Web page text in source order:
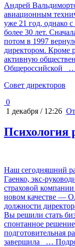
Андрей
авиационным
уже 21 год, однако
более 30 лет.
потом в 1997
директором. Кроме
активную
Общероссийской
…
Cовет директоров
0
1 декабря / 12:26
Психология
Наш сегодняшний
Гаенко, экс-
страховой
новом качестве —
должности
Вы решили стать
спонтанное
подготовительная
завершила
…